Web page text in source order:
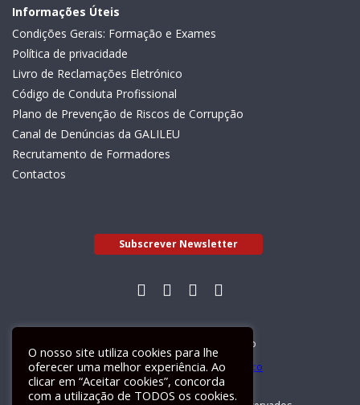
Informações Úteis
Condições Gerais: Formação e Exames
Política de privacidade
Livro de Reclamações Eletrónico
Código de Conduta Profissional
Plano de Prevenção de Riscos de Corrupção
Canal de Denúncias da GALILEU
Recrutamento de Formadores
Contactos
Subscrever Newsletter
Livro de Reclamações Electrónico
O nosso site utiliza cookies para lhe
oferecer uma melhor experiência. Ao
clicar em “Aceitar cookies”, concorda
com a utilização de TODOS os cookies.